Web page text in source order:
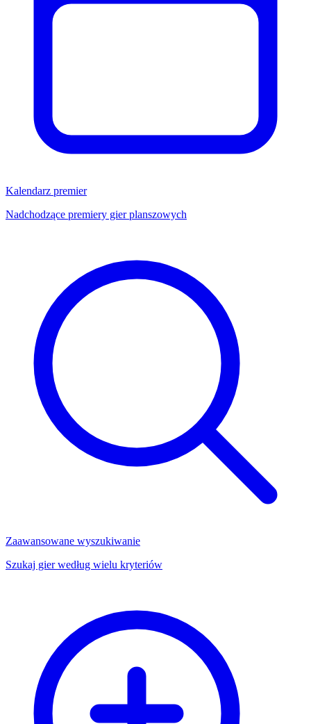
Kalendarz premier
Nadchodzące premiery gier planszowych
Zaawansowane wyszukiwanie
Szukaj gier według wielu kryteriów